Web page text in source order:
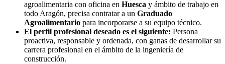
agroalimentaria con oficina en Huesca y ámbito de trabajo en
todo Aragón, precisa contratar a un Graduado
Agroalimentario para incorporarse a su equipo técnico.
El perfil profesional deseado es el siguiente: Persona
proactiva, responsable y ordenada, con ganas de desarrollar su
carrera profesional en el ámbito de la ingeniería de
construcción.